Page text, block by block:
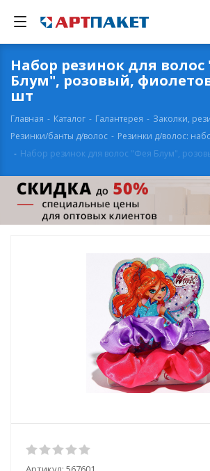
Набор резинок для волос
Блум", розовый,
шт
Главная - Каталог - Галантерея - Заколки,
Резинки/банты д/волос - Резинки д/волос:
- Набор резинок для волос "Фея Блум",